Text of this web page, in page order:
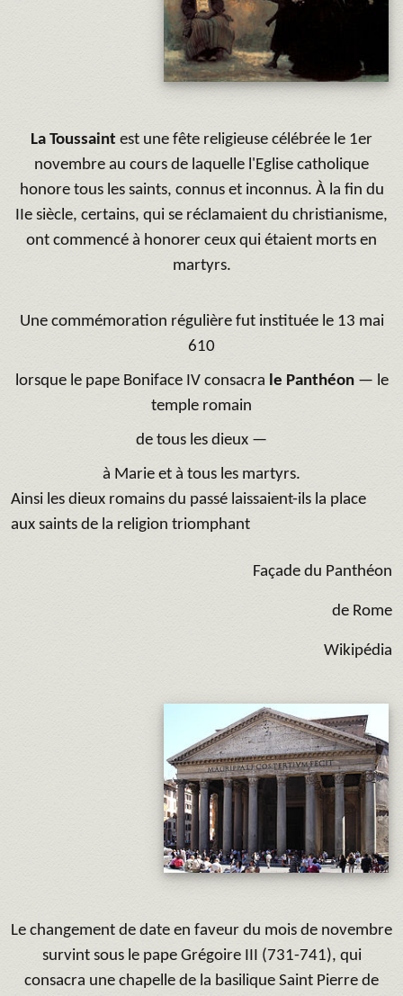
La Toussaint est une fête religieuse célébrée le 1er
novembre au cours de laquelle l'Eglise catholique
honore tous les saints, connus et inconnus. À la fin du
IIe siècle, certains, qui se réclamaient du christianisme,
ont commencé à honorer ceux qui étaient morts en
martyrs.
Une commémoration régulière fut instituée le 13 mai
610
lorsque le pape Boniface IV consacra le Panthéon— le
temple romain
de tous les dieux —
à Marie et à tous les martyrs.
Ainsi les dieux romains du passé laissaient-ils la place
aux saints de la religion triomphant
Façade du Panthéon
de Rome
Wikipédia
Le changement de date en faveur du mois de novembre
survint sous le pape Grégoire III (731-741), qui
consacra une chapelle de la basilique Saint Pierre de